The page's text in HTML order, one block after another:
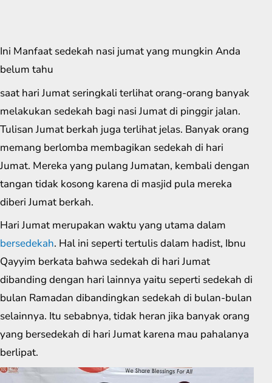
Ini Manfaat sedekah nasi jumat yang mungkin Anda
belum tahu
saat hari Jumat seringkali terlihat orang-orang banyak
melakukan sedekah bagi nasi Jumat di pinggir jalan.
Tulisan Jumat berkah juga terlihat jelas. Banyak orang
memang berlomba membagikan sedekah di hari
Jumat. Mereka yang pulang Jumatan, kembali dengan
tangan tidak kosong karena di masjid pula mereka
diberi Jumat berkah.
Hari Jumat merupakan waktu yang utama dalam
bersedekah. Hal ini seperti tertulis dalam hadist, Ibnu
Qayyim berkata bahwa sedekah di hari Jumat
dibanding dengan hari lainnya yaitu seperti sedekah di
bulan Ramadan dibandingkan sedekah di bulan-bulan
selainnya. Itu sebabnya, tidak heran jika banyak orang
yang bersedekah di hari Jumat karena mau pahalanya
berlipat.